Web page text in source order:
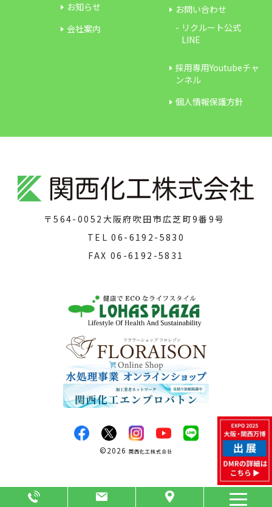
お知らせ
会社案内
お問い合わせ
リクルート公式
LINE
採用専用Youtubeチャ
ンネル
個人情報保護方針
〒564-0052 大阪府吹田市広芝町9番9号
TEL06-6192-5830
FAX 06-6192-5831
©2026 関西化工株式会社